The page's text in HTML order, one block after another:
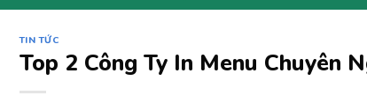
TIN TỨC
Top 2 Công Ty In Menu Chuyên